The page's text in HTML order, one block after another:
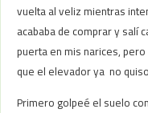
vuelta al veliz mientras
acababa de comprar y salí
puerta en mis narices,
que el elevador ya no
Primero golpeé el suelo